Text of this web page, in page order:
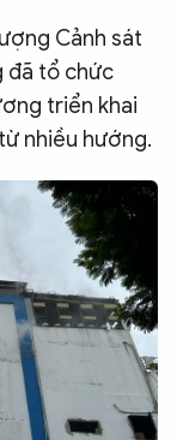
Cảnh sát
đã tổ chức
triển khai
nhiều hướng.